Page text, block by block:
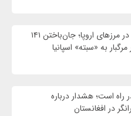
فاجعه انسانی در مرزهای اروپا؛ جان‌باختن ۱۴۱
به «سبته» اسپانیا
راه است؛ هشدار درباره
در افغانستان